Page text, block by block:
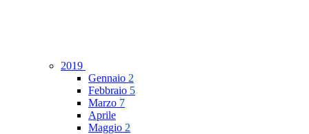
2019
Gennaio 2
Febbraio 5
Marzo 7
Aprile
Maggio 2